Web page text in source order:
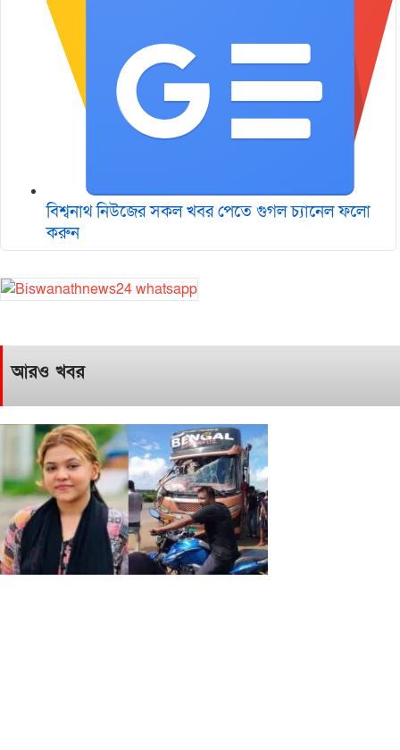
বিশ্বনাথ নিউজের সকল খবর পেতে গুগল চ‌্যানেল ফলো
করুন
আরও খবর